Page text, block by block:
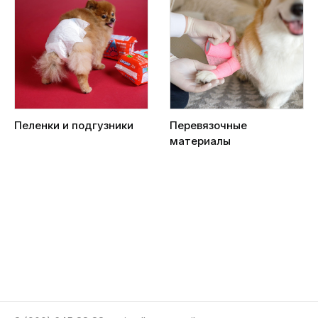
Пеленки и подгузники
Перевязочные
материалы